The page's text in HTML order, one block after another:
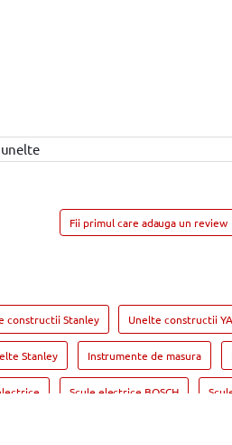
Fii primul care adauga un review
constructii Stanley Unelte constructii
Stanley Instrumente de masura
Scule electrice BOSCH